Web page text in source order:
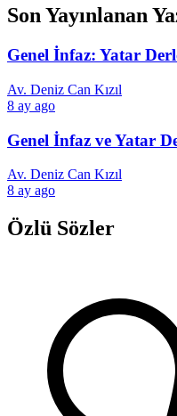
Son Yayınlanan
Genel İnfaz: Yatar
Av. Deniz Can Kızıl
8 ay ago
Genel İnfaz ve Yatar
Av. Deniz Can Kızıl
8 ay ago
Özlü Sözler